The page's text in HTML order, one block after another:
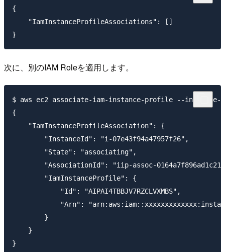
{
    "IamInstanceProfileAssociations": []
次に、別のIAM Roleを適用します。
$ aws ec2 associate-iam-instance-profile --instance-
{
    "IamInstanceProfileAssociation": {
        "InstanceId": "i-07e43f94a47957f26",
        "State": "associating",
"AssociationId": "iip-assoc-
        "IamInstanceProfile": {
            "Id": "AIPAI4TBBJV7RZCLVXMBS",
"Arn":
        }
    }